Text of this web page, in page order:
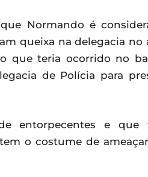
Normando é
queixa na delegacia no
que teria ocorrido no
de Polícia para
entorpecentes e que
o costume de